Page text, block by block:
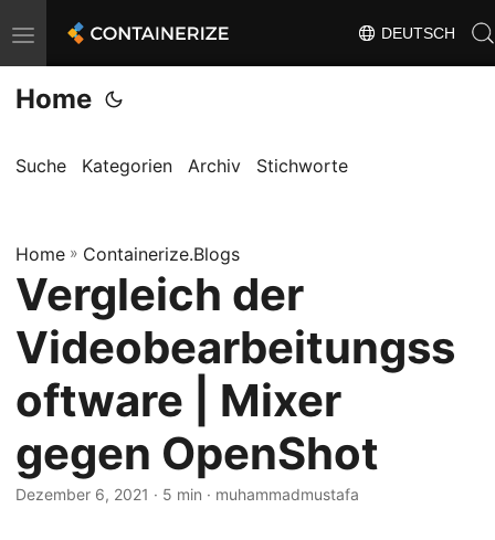
T
o
g
l
a
v
g
t
i
o
n
DEUTSCH
Home
Suche Kategorien Archiv Stichworte
Home » Containerize.Blogs
Vergleich der
Videobearbeitungss
oftware | Mixer
gegen OpenShot
Dezember 6, 2021 · 5 min · muhammadmustafa